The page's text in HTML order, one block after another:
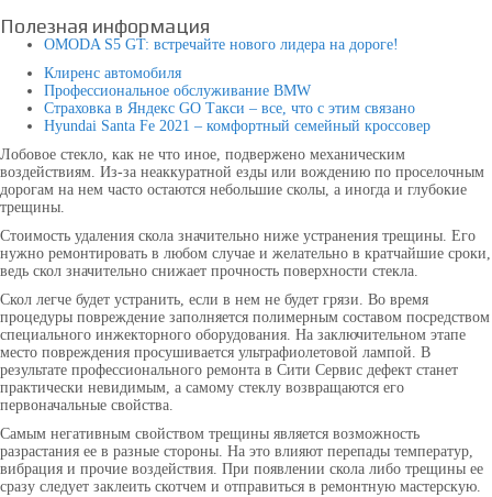
Полезная информация
OMODA S5 GT: встречайте нового лидера на дороге!
Клиренс автомобиля
Профессиональное обслуживание BMW
Страховка в Яндекс GO Такси – все, что с этим связано
Hyundai Santa Fe 2021 – комфортный семейный кроссовер
Лобовое стекло, как не что иное, подвержено механическим
воздействиям. Из-за неаккуратной езды или вождению по проселочным
дорогам на нем часто остаются небольшие сколы, а иногда и глубокие
трещины.
Стоимость удаления скола значительно ниже устранения трещины. Его
нужно ремонтировать в любом случае и желательно в кратчайшие сроки,
ведь скол значительно снижает прочность поверхности стекла.
Скол легче будет устранить, если в нем не будет грязи. Во время
процедуры повреждение заполняется полимерным составом посредством
специального инжекторного оборудования. На заключительном этапе
место повреждения просушивается ультрафиолетовой лампой. В
результате профессионального ремонта в Сити Сервис дефект станет
практически невидимым, а самому стеклу возвращаются его
первоначальные свойства.
Самым негативным свойством трещины является возможность
разрастания ее в разные стороны. На это влияют перепады температур,
вибрация и прочие воздействия. При появлении скола либо трещины ее
сразу следует заклеить скотчем и отправиться в ремонтную мастерскую.